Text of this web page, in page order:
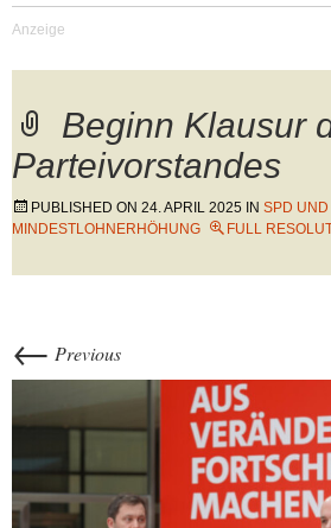
Beginn Klausur
Parteivorstandes
PUBLISHED ON 24. APRIL 2025 IN SPD UND
MINDESTLOHNERHÖHUNG
FULL
← Previous